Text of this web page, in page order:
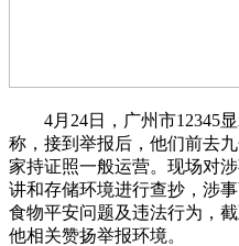
4月24日，广州市12345显
称，接到举报后，他们前去
家持证照一般运营。现场对
讲和存储环境进行查抄，涉
食物平安问题及违法行为，
他相关赞扬举报环境。